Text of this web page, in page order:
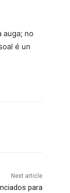
auga; no
é un
Next article
para